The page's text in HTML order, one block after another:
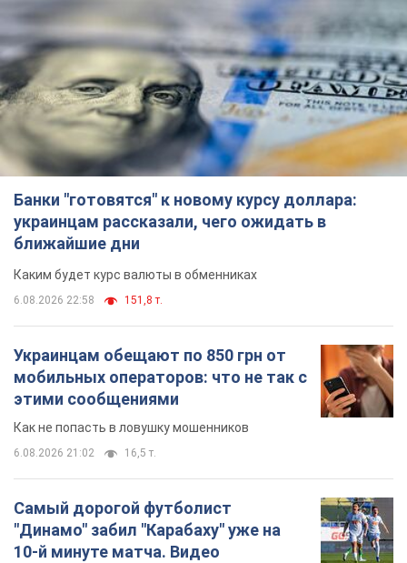
Банки "готовятся" к новому курсу доллара:
украинцам рассказали, чего ожидать в
ближайшие дни
Каким будет курс валюты в обменниках
6.08.2026 22:58 151,8 т.
Украинцам обещают по 850 грн от
мобильных операторов: что не так с
этими сообщениями
Как не попасть в ловушку мошенников
6.08.2026 21:02 16,5 т.
Самый дорогой футболист
"Динамо" забил "Карабаху" уже на
10-й минуте матча. Видео